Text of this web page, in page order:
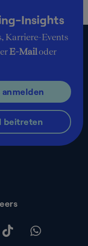
Insights
Karriere-Events
E-Mailoder
anmelden
beitreten